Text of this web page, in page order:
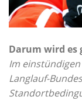
Darum wird es
Im
Langlauf-